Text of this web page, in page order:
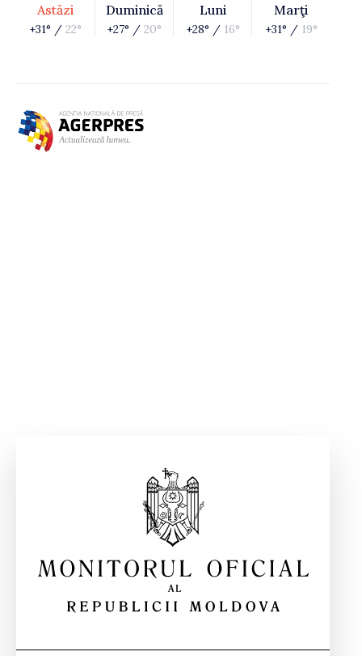
Astăzi
+31° / 22°
Duminică
+27° / 20°
Luni
+28° / 16°
Marţi
+31° / 19°